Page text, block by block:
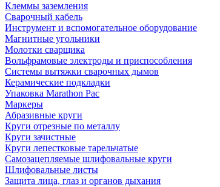
Клеммы заземления
Сварочный кабель
Инструмент и вспомогательное оборудование
Магнитные угольники
Молотки сварщика
Вольфрамовые электроды и приспособления
Системы вытяжки сварочных дымов
Керамические подкладки
Упаковка Marathon Pac
Маркеры
Абразивные круги
Круги отрезные по металлу
Круги зачистные
Круги лепестковые тарельчатые
Самозацепляемые шлифовальные круги
Шлифовальные листы
Защита лица, глаз и органов дыхания